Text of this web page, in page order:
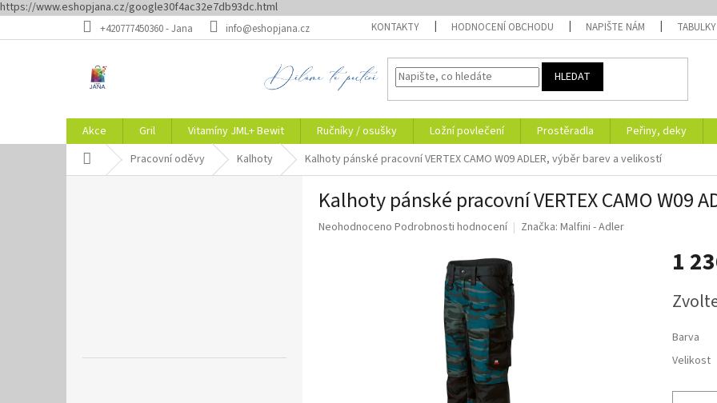
https://www.eshopjana.cz/google30f4ac32e7db93dc.html
na
+420777450360 - Jana info@eshopjana.cz KONTAKTY HODNOCENÍ OBCHODU NAPIŠTE NÁM TABULKY
HLEDAT
Akce Gril Vitamíny JML+ Bewit Ručníky / osušky Ložní povlečení Prostěradla Peřiny, deky
Domů Pracovní oděvy Kalhoty Kalhoty pánské pracovní VERTEX CAMO W09 ADLER, výběr barev a velikostí
Kalhoty pánské pracovní VERTEX CAMO W09
Průměrné
Neohodnoceno Podrobnosti hodnocení Značka: Malfini - Adler
1
cena:
Barva
Velikost